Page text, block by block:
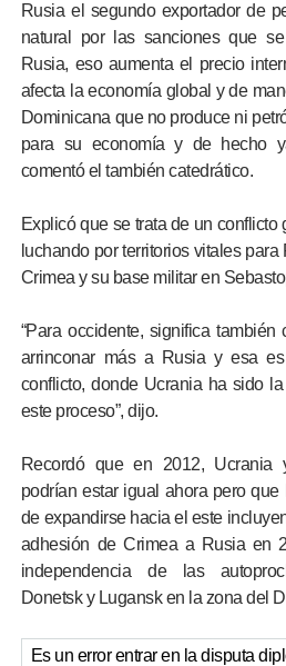
Rusia el segundo exportador de
natural por las sanciones que
Rusia, eso aumenta el precio
afecta la economía global y de
Dominicana que no produce ni
para su economía y de hecho
comentó el también catedrático.
Explicó que se trata de un
luchando por territorios vitales
Crimea y su base militar en
“Para occidente, significa también
arrinconar más a Rusia y esa
conflicto, donde Ucrania ha sido
este proceso”, dijo.
Recordó que en 2012,
podrían estar igual ahora pero
de expandirse hacia el este
adhesión de Crimea a Rusia en
independencia de las
Donetsk y Lugansk en la zona del
Es un error entrar en la disputa